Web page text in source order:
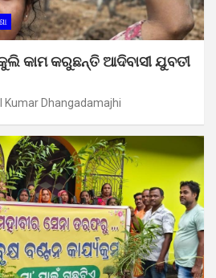
କାମ କରୁଛନ୍ତି ଆଦିବାସୀ ଯୁବତୀ
Kumar Dhangadamajhi